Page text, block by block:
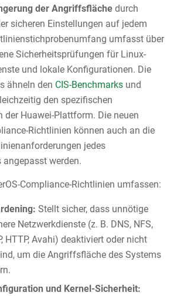
der Angriffsflächedurch
sicheren Einstellungen auf jedem
umfasst über
Sicherheitsprüfungen für Linux-
und lokale Konfigurationen. Die
ähneln den CIS-Benchmarksund
den spezifischen
der Huawei-Plattform. Die neuen
Richtlinien können auch an die
jedes
angepasst werden.
Compliance-Richtlinien umfassen:
Stellt sicher, dass unnötige
Netzwerkdienste (z. B. DNS, NFS,
HTTP, Avahi) deaktiviert oder nicht
um die Angriffsfläche des Systems
und Kernel-Sicherheit: